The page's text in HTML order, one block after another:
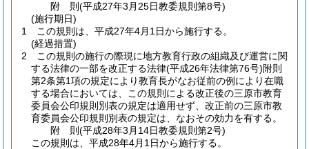
附 則(平成27年3月25日教委規則第8号)
(施行期日)
1
この規則は、平成27年4月1日から施行する。
(経過措置)
2
この規則の施行の際現に地方教育行政の組織及び運営に関
する法律の一部を改正する法律(平成26年法律第76号)附則
第2条第1項の規定により教育長がなお従前の例により在職
する場合においては、この規則による改正後の三原市教育
委員会公印規則別表の規定は適用せず、改正前の三原市教
育委員会公印規則別表の規定は、なおその効力を有する。
附 則(平成28年3月14日教委規則第2号)
この規則は、平成28年4月1日から施行する。